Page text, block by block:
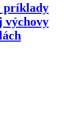
príklady
výchovy